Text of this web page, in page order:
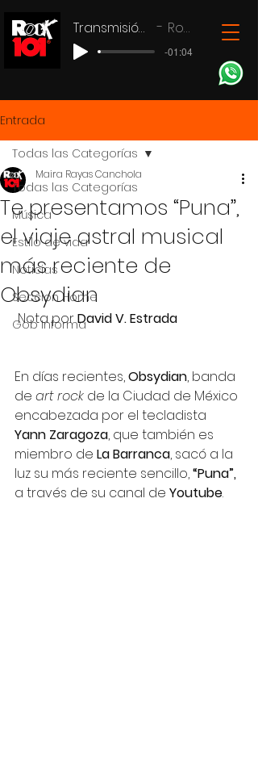
Transmisión en vivo Rock 101
-01:04
Entrada
Todas las Categorías
Música
Estilo de vida
Noticias
Seccion Home
Gob Informa
Todas las Categorías
Te presentamos “Puna”,
el viaje astral musical
más reciente de
Obsydian
Maira Rayas Canchola
Nota por David V. Estrada
En días recientes, Obsydian, banda
de art rock de la Ciudad de México
encabezada por el tecladista
Yann Zaragoza, que también es
miembro de La Barranca, sacó a la
luz su más reciente sencillo, “Puna”,
a través de su canal de Youtube.